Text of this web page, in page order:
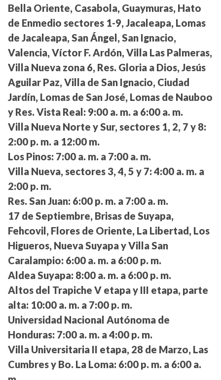
Bella Oriente, Casabola, Guaymuras, Hato
de Enmedio sectores 1-9, Jacaleapa, Lomas
de Jacaleapa, San Ángel, San Ignacio,
Valencia, Víctor F. Ardón, Villa Las Palmeras,
Villa Nueva zona 6, Res. Gloria a Dios, Jesús
Aguilar Paz, Villa de San Ignacio, Ciudad
Jardín, Lomas de San José, Lomas de Nauboo
y Res. Vista Real: 9:00 a. m. a 6:00 a. m.
Villa Nueva Norte y Sur, sectores 1, 2, 7 y 8:
2:00 p. m. a 12:00 m.
Los Pinos: 7:00 a. m. a 7:00 a. m.
Villa Nueva, sectores 3, 4, 5 y 7: 4:00 a. m. a
2:00 p. m.
Res. San Juan: 6:00 p. m. a 7:00 a. m.
17 de Septiembre, Brisas de Suyapa,
Fehcovil, Flores de Oriente, La Libertad, Los
Higueros, Nueva Suyapa y Villa San
Caralampio: 6:00 a. m. a 6:00 p. m.
Aldea Suyapa: 8:00 a. m. a 6:00 p. m.
Altos del Trapiche V etapa y III etapa, parte
alta: 10:00 a. m. a 7:00 p. m.
Universidad Nacional Autónoma de
Honduras: 7:00 a. m. a 4:00 p. m.
Villa Universitaria II etapa, 28 de Marzo, Las
Cumbres y Bo. La Loma: 6:00 p. m. a 6:00 a.